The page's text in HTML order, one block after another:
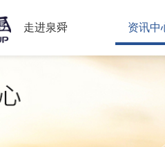
走进泉舜 资讯中